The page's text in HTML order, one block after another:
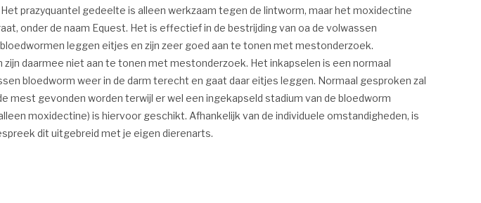
prazyquantel gedeelte is alleen werkzaam tegen de lintworm, maar het moxidectine
onder de naam Equest. Het is effectief in de bestrijding van oa de volwassen
leggen eitjes en zijn zeer goed aan te tonen met mestonderzoek.
daarmee niet aan te tonen met mestonderzoek. Het inkapselen is een normaal
bloedworm weer in de darm terecht en gaat daar eitjes leggen. Normaal gesproken zal
mest gevonden worden terwijl er wel een ingekapseld stadium van de bloedworm
moxidectine) is hiervoor geschikt. Afhankelijk van de individuele omstandigheden, is
dit uitgebreid met je eigen dierenarts.